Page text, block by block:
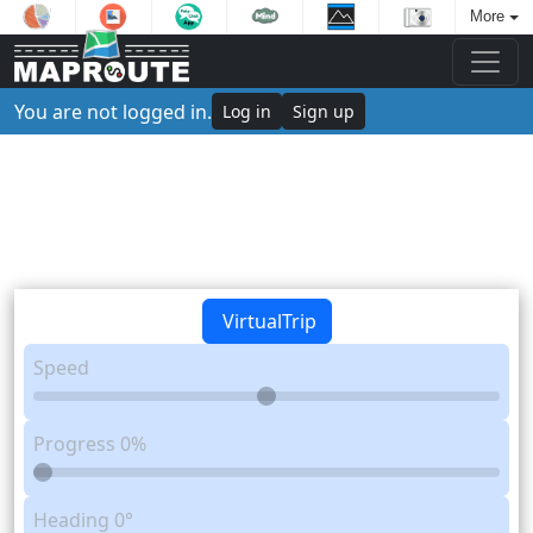
More
You are not logged in. Log in Sign up
VirtualTrip
Speed
Progress 0%
Heading 0°